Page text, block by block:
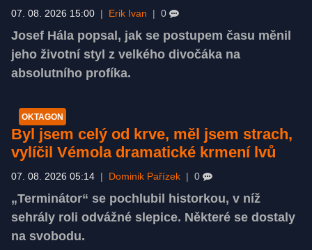
07. 08. 2026 15:00 Erik Ivan 0
Josef Hála popsal, jak se postupem času měnil
jeho životní styl z velkého divočáka na
absolutního profíka.
OKTAGON
Byl jsem celý od krve, měl jsem strach,
vylíčil Vémola dramatické krmení lvů
07. 08. 2026 05:14 Dominik Pařízek 0
„Terminátor“ se pochlubil historkou, v níž
sehrály roli odvážné slepice. Některé se dostaly
na svobodu.